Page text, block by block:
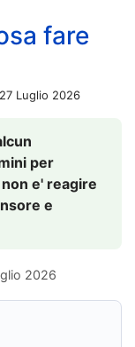
fare
27 Luglio 2026
per
e' reagire
e
2026